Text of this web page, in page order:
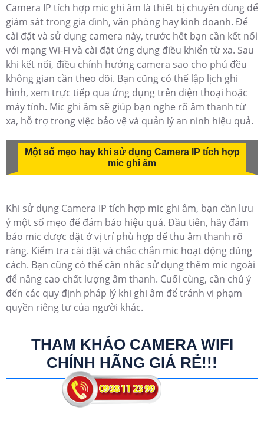
Camera IP tích hợp mic ghi âm là thiết bị chuyên dùng để
giám sát trong gia đình, văn phòng hay kinh doanh. Để
cài đặt và sử dụng camera này, trước hết bạn cần kết nối
với mạng Wi-Fi và cài đặt ứng dụng điều khiển từ xa. Sau
khi kết nối, điều chỉnh hướng camera sao cho phủ đều
không gian cần theo dõi. Bạn cũng có thể lập lịch ghi
hình, xem trực tiếp qua ứng dụng trên điện thoại hoặc
máy tính. Mic ghi âm sẽ giúp bạn nghe rõ âm thanh từ
xa, hỗ trợ trong việc bảo vệ và quản lý an ninh hiệu quả.
Một số mẹo hay khi sử dụng Camera IP tích hợp
mic ghi âm
Khi sử dụng Camera IP tích hợp mic ghi âm, bạn cần lưu
ý một số mẹo để đảm bảo hiệu quả. Đầu tiên, hãy đảm
bảo mic được đặt ở vị trí phù hợp để thu âm thanh rõ
ràng. Kiểm tra cài đặt và chắc chắn mic hoạt động đúng
cách. Bạn cũng có thể cân nhắc sử dụng thêm mic ngoài
để nâng cao chất lượng âm thanh. Cuối cùng, cần chú ý
đến các quy định pháp lý khi ghi âm để tránh vi phạm
quyền riêng tư của người khác.
THAM KHẢO CAMERA WIFI
CHÍNH HÃNG GIÁ RẺ!!!